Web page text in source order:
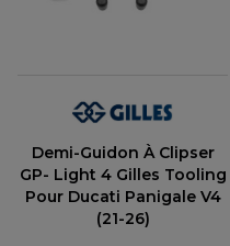
Demi-Guidon À Clipser
GP- Light 4 Gilles Tooling
Pour Ducati Panigale V4
(21-26)